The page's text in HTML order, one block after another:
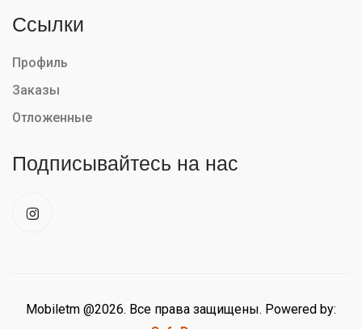
Ссылки
Профиль
Заказы
Отложенные
Подписывайтесь на нас
Mobiletm @2026. Все права защищены. Powered by: